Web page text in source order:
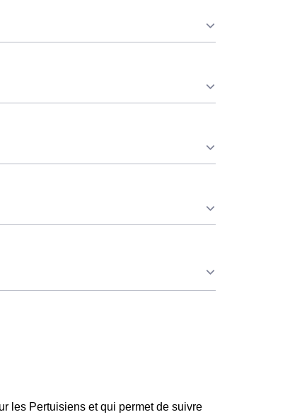
Ce tarif est proposé par la plupart des
tandis que les autres jours de l'année,
les Pertuisiens et qui permet de suivre